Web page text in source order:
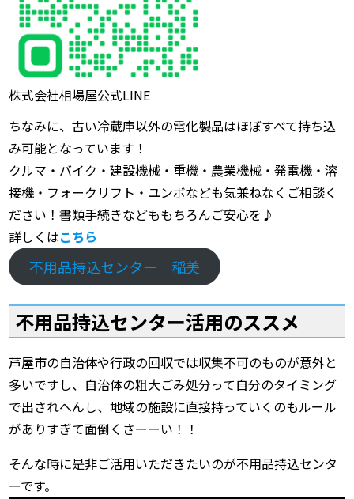
株式会社相場屋公式LINE
ちなみに、古い冷蔵庫以外の電化製品はほぼすべて持ち込
み可能となっています！
クルマ・バイク・建設機械・重機・農業機械・発電機・溶
接機・フォークリフト・ユンボなども気兼ねなくご相談く
ださい！書類手続きなどももちろんご安心を♪
詳しくはこちら
不用品持込センター 稲美
不用品持込センター活用のススメ
芦屋市の自治体や行政の回収では収集不可のものが意外と
多いですし、自治体の粗大ごみ処分って自分のタイミング
で出されへんし、地域の施設に直接持っていくのもルール
がありすぎて面倒くさーーい！！
そんな時に是非ご活用いただきたいのが不用品持込センタ
ーです。